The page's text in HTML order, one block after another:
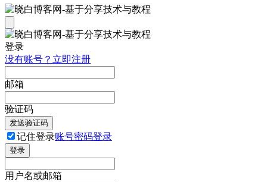
登录
没有账号？立即注册
邮箱
验证码
发送验证码
记住登录账号密码登录
登录
用户名或邮箱